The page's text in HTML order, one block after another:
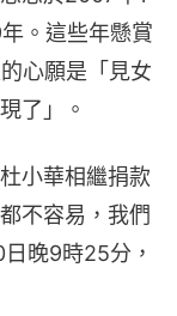
。這些年懸賞
心願是「見女
了」。
小華相繼捐款
不容易，我們
晚9時25分，